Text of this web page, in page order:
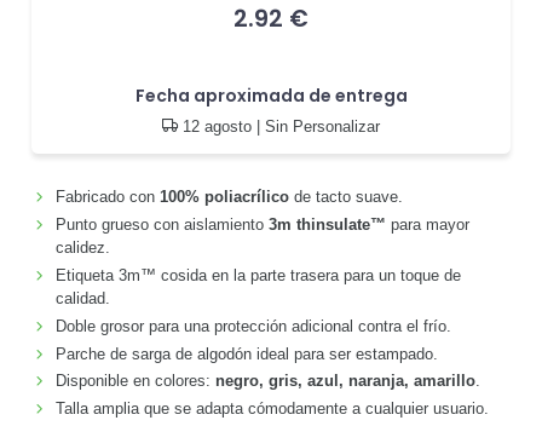
2.92 €
Fecha aproximada de entrega
12 agosto | Sin Personalizar
Fabricado con 100% poliacrílicode tacto suave.
Punto grueso con aislamiento 3m thinsulate™ para mayor
calidez.
Etiqueta 3m™ cosida en la parte trasera para un toque de
calidad.
Doble grosor para una protección adicional contra el frío.
Parche de sarga de algodón ideal para ser estampado.
Disponible en colores: negro, gris, azul, naranja, amarillo.
Talla amplia que se adapta cómodamente a cualquier usuario.